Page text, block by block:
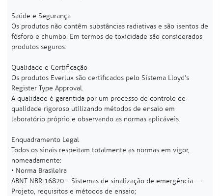
Saúde e Segurança
Os produtos não contêm substâncias radiativas e são isentos de
fósforo e chumbo. Em termos de toxicidade são considerados
produtos seguros.
Qualidade e Certificação
Os produtos Everlux são certificados pelo Sistema Lloyd’s
Register Type Approval.
A qualidade é garantida por um processo de controle de
qualidade rigoroso utilizando métodos de ensaio em
laboratório próprio e observando as normas aplicáveis.
Enquadramento Legal
Todos os sinais respeitam totalmente as normas em vigor,
nomeadamente:
• Norma Brasileira
ABNT NBR 16820 – Sistemas de sinalização de emergência —
Projeto, requisitos e métodos de ensaio;